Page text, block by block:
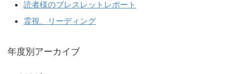
読者様のブレスレットレポート
霊視、リーディング
年度別アーカイブ